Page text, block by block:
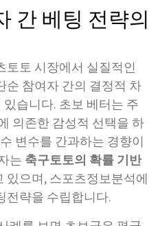
간 베팅 전략의
토토 시장에서 실질적인
순 참여자 간의 결정적 차
있습니다. 초보 베터는 주
의존한 감성적 선택을 하
변수를 간과하는 경향이
는 축구토토의 확률 기반
있으며, 스포츠정보분석에
전략을 수립합니다.